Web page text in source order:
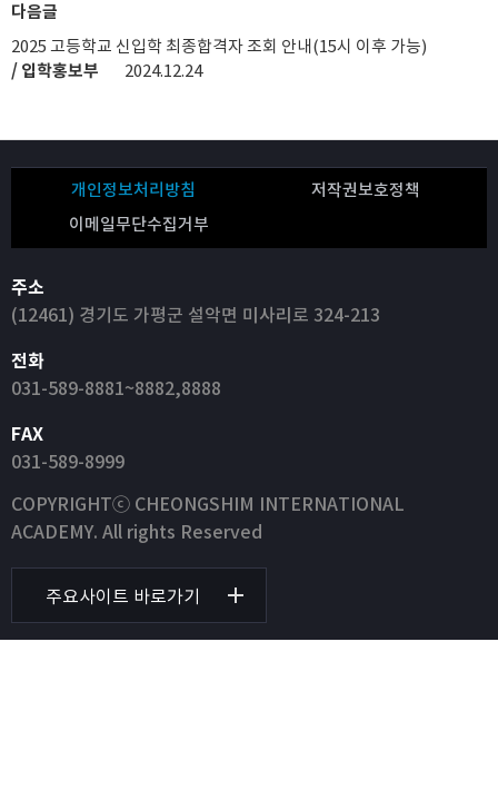
다음글
2025 고등학교 신입학 최종합격자 조회 안내(15시 이후 가능)
/ 입학홍보부
2024.12.24
개인정보처리방침
저작권보호정책
이메일무단수집거부
주소
(12461) 경기도 가평군 설악면 미사리로 324-213
전화
031-589-8881~8882,8888
FAX
031-589-8999
COPYRIGHTⓒ CHEONGSHIM INTERNATIONAL
ACADEMY. All rights Reserved
주요사이트 바로가기